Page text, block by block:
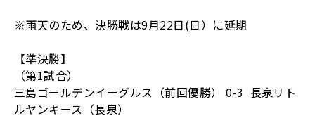
※雨天のため、決勝戦は9月22日(日）に延期
【準決勝】
（第1試合）
三島ゴールデンイーグルス（前回優勝） 0-3 長泉リト
ルヤンキース（長泉）